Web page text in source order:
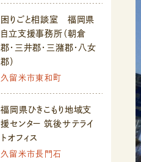
困りごと相談室 福岡県
自立支援事務所（朝倉
郡・三井郡・三潴郡・八女
郡）
久留米市東和町
福岡県ひきこもり地域支
援センター 筑後サテライ
トオフィス
久留米市長門石